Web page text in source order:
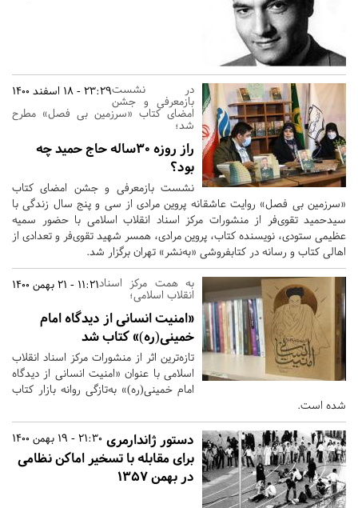
23:29 - 18 اسفند 1400در نشست
بازمعرفی و جشن
امضای کتاب «سرزمین بی فصل» مطرح
شد؛
راز روزه 30‌ساله حاج حمید چه
بود؟
نشست بازمعرفی و جشن امضای کتاب
«سرزمین بی فصل» روایت عاشقانه پروین مرادی از سی و پنج سال زندگی با
سیدحمید تقوی‌فر از منشورات مرکز اسناد انقلاب اسلامی با حضور سمیه
عظیمی ستودی، ‌نویسنده کتاب، پروین مرادی، همسر شهید تقوی‌فر و تعدادی از
اهالی کتاب و رسانه در کتابفروشی «به‌نشر» تهران برگزار شد.
11:21 - 21 بهمن 1400به همت مرکز اسناد
انقلاب اسلامی؛
«امنیت انسانی از دیدگاه امام
خمینی(ره)» کتاب شد
تازه‌ترین اثر از منشورات مرکز اسناد انقلاب
اسلامی با عنوان «امنیت انسانی از دیدگاه
امام خمینی(ره)» به‌تازگی روانه بازار کتاب
شده است.
21:30 - 19 بهمن 1400 دستور ژاندارمری
برای مقابله با تسخیر اماکن نظامی
در بهمن 1357